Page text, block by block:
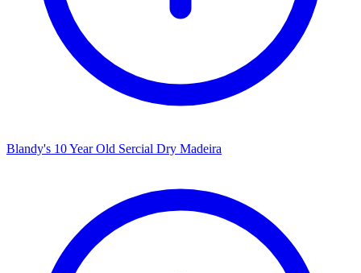
Blandy's 10 Year Old Sercial Dry Madeira